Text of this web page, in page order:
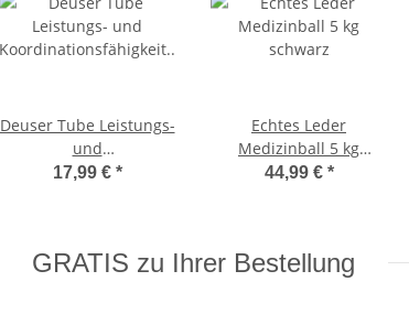
Deuser Tube Leistungs-
und
Koordinationsfähigkeit
17,99 € *
Echtes Leder
Medizinball 5 kg
schwarz
44,99 € *
GRATIS zu Ihrer Bestellung